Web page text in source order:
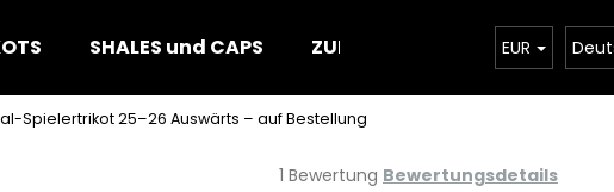
SHALES und CAPS ZUBEHÖR PUCKS
EUR
Spielertrikot 25–26 Auswärts – auf Bestellung
Die
1 Bewertung Bewertungsdetails
Was suchen Sie?